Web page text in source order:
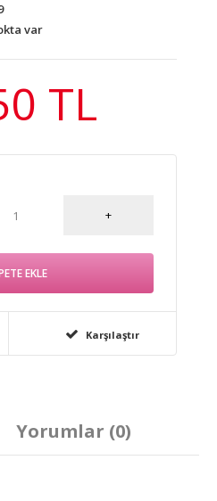
var
TL
Karşılaştır
Yorumlar (0)